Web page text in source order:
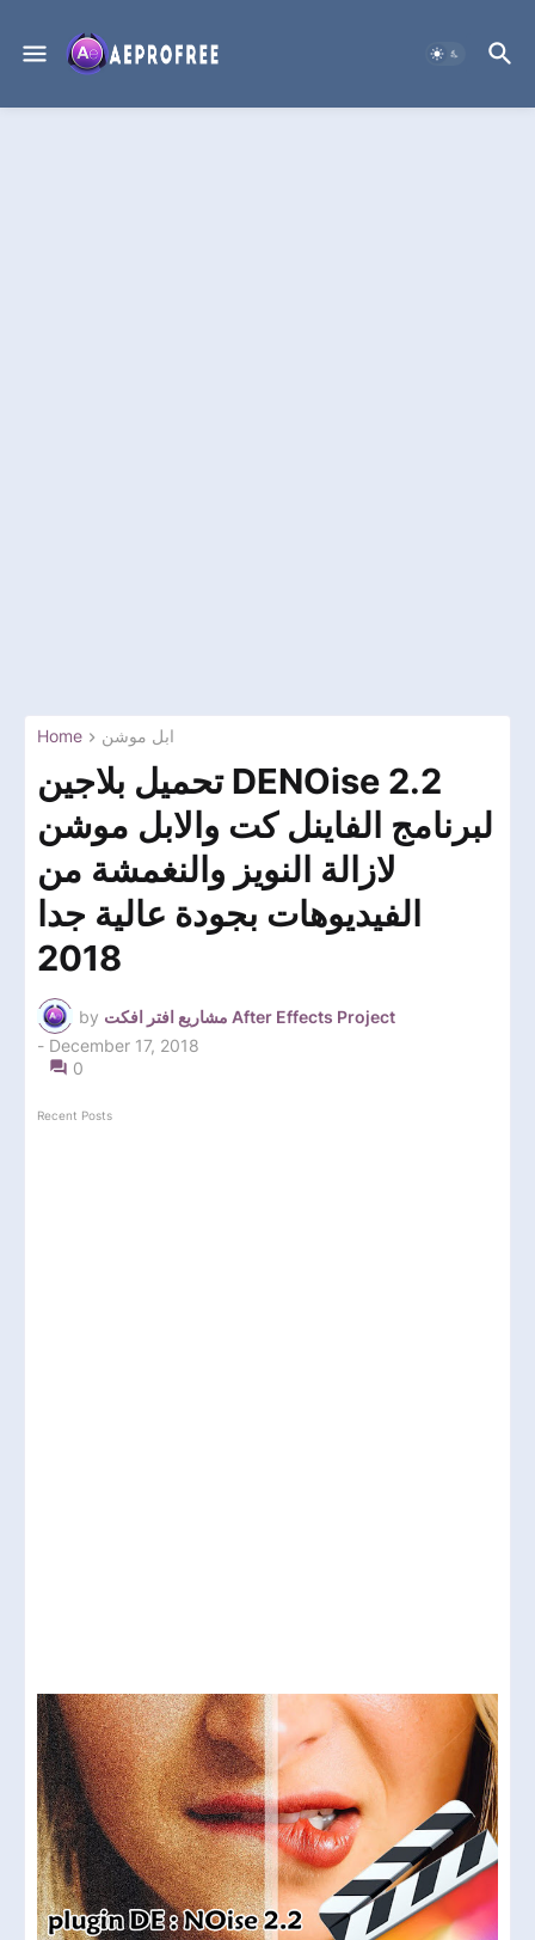
Home ابل موشن
تحميل بلاجين DENOise 2.2
لبرنامج الفاينل كت والابل موشن
لازالة النويز والنغمشة من
الفيديوهات بجودة عالية جدا
2018
by
مشاريع افتر افكت After Effects Project
- December 17, 2018
0
Recent Posts